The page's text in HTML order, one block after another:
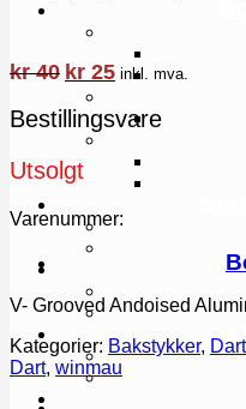
kr40 Opprinnelig
pris
var:
kr 40.
kr 25 Nåværende
pris
er:
kr 25.
inkl. mva.
Bestillingsvare
Utsolgt
Varenummer:
V- Grooved Andoised
Kategorier: Bakstykker, Dart
Dart, winmau